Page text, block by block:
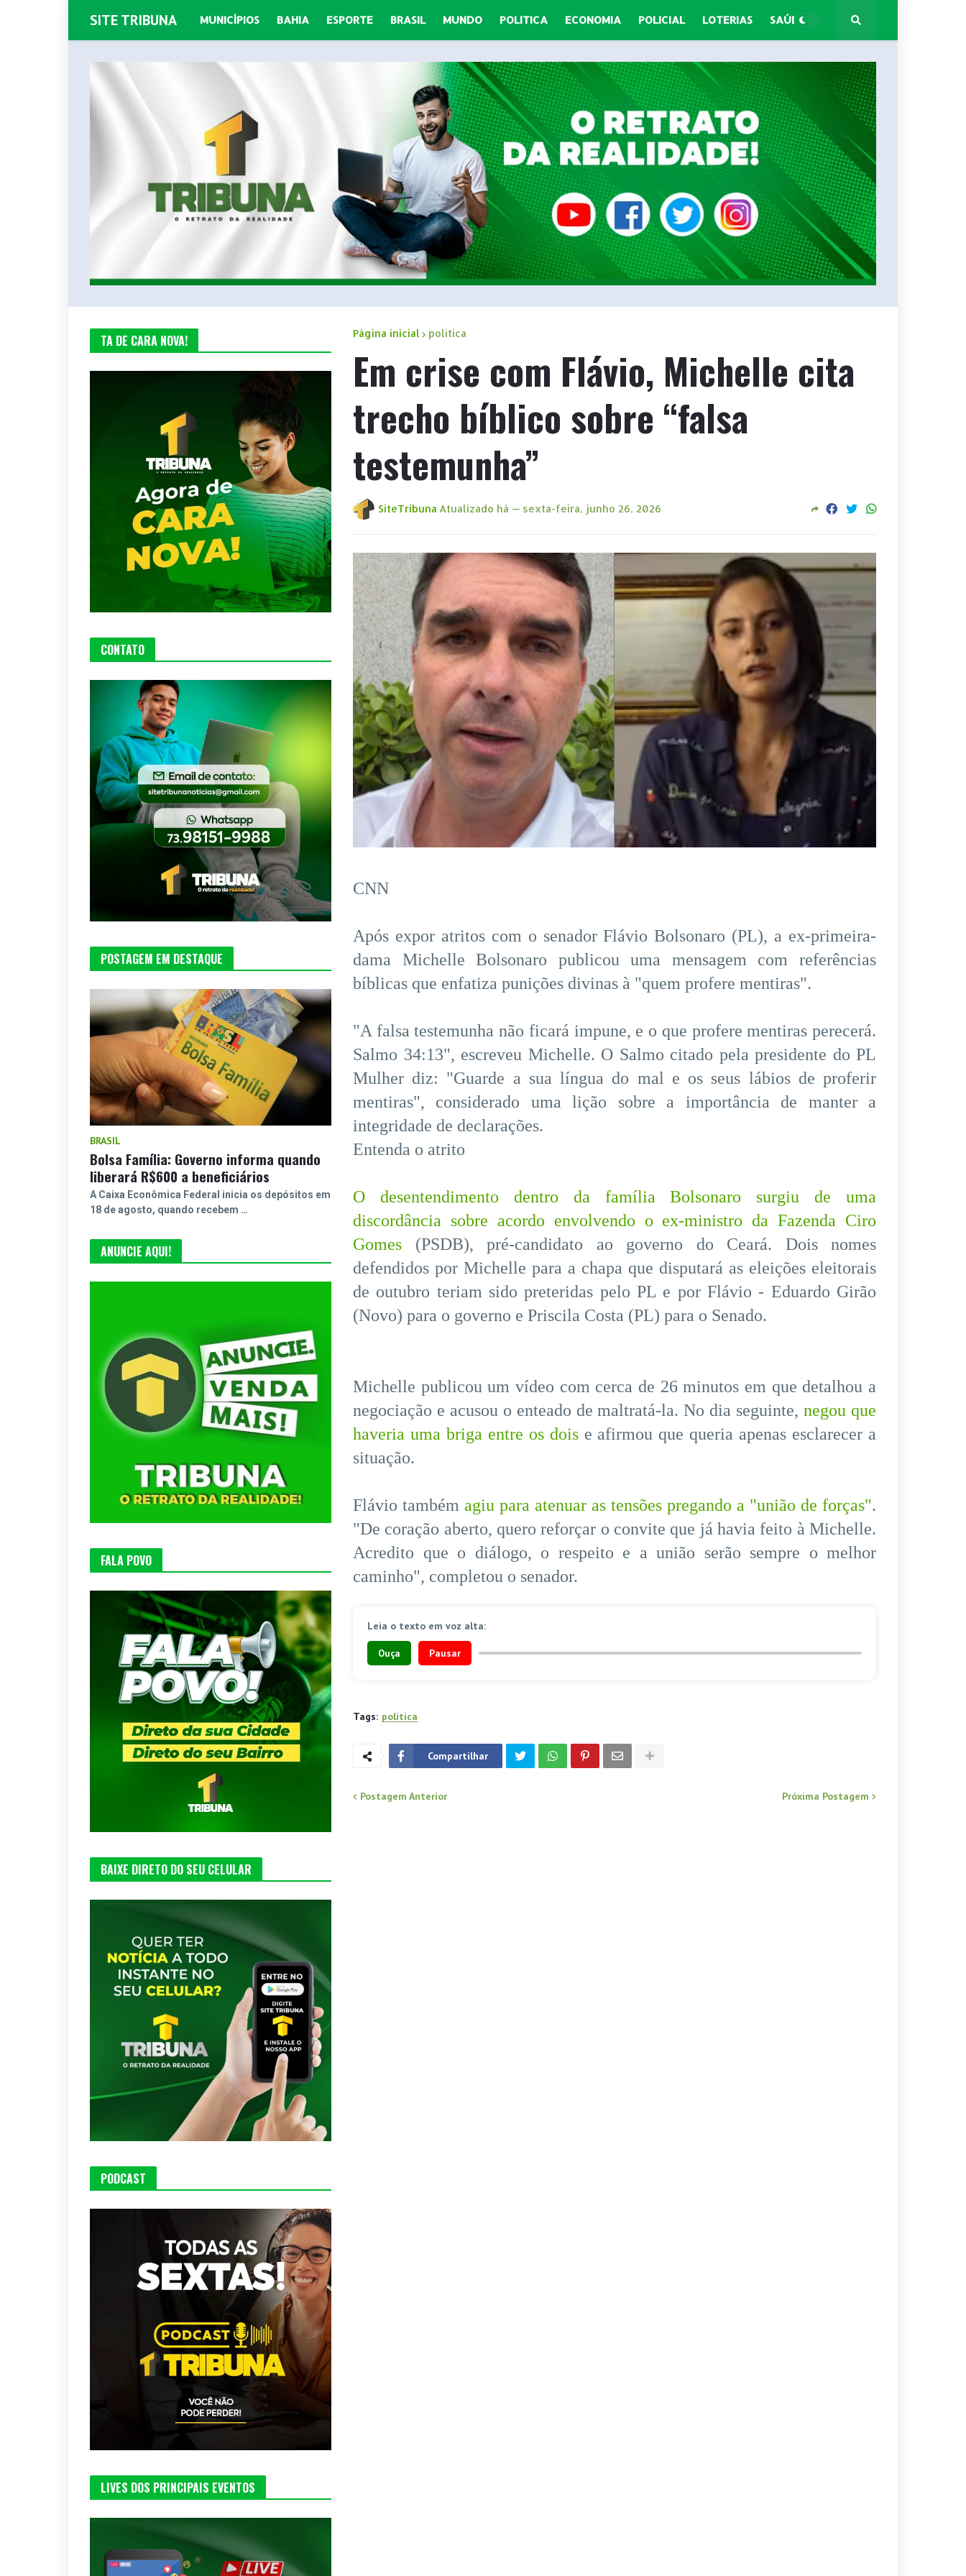
SITE TRIBUNA MUNICÍPIOS BAHIA ESPORTE BRASIL MUNDO POLITICA ECONOMIA POLICIAL LOTERIAS SAÚDE
Página inicial politica
Em crise com Flávio, Michelle cita
trecho bíblico sobre “falsa
testemunha”
SiteTribuna Atualizado há — sexta-feira, junho 26, 2026
CNN
Após expor atritos com o senador Flávio Bolsonaro (PL), a ex-primeira-
dama Michelle Bolsonaro publicou uma mensagem com referências
bíblicas que enfatiza punições divinas à "quem profere mentiras".
"A falsa testemunha não ficará impune, e o que profere mentiras perecerá.
Salmo 34:13", escreveu Michelle. O Salmo citado pela presidente do PL
Mulher diz: "Guarde a sua língua do mal e os seus lábios de proferir
mentiras", considerado uma lição sobre a importância de manter a
integridade de declarações.
Entenda o atrito
O desentendimento dentro da família Bolsonaro surgiu de uma
discordância sobre acordo envolvendo o ex-ministro da Fazenda Ciro
Gomes (PSDB), pré-candidato ao governo do Ceará. Dois nomes
defendidos por Michelle para a chapa que disputará as eleições eleitorais
de outubro teriam sido preteridas pelo PL e por Flávio - Eduardo Girão
(Novo) para o governo e Priscila Costa (PL) para o Senado.
Michelle publicou um vídeo com cerca de 26 minutos em que detalhou a
negociação e acusou o enteado de maltratá-la. No dia seguinte,negou que
haveria uma briga entre os doise afirmou que queria apenas esclarecer a
situação.
Flávio também agiu para atenuar as tensões pregando a "união de forças".
"De coração aberto, quero reforçar o convite que já havia feito à Michelle.
Acredito que o diálogo, o respeito e a união serão sempre o melhor
caminho", completou o senador.
Leia o texto em voz alta:
Ouça Pausar
Tags: politica
Compartilhar
Postagem Anterior Próxima Postagem
TA DE CARA NOVA!
CONTATO
POSTAGEM EM DESTAQUE
BRASIL
Bolsa Família: Governo informa quando
liberará R$600 a beneficiários
A Caixa Econômica Federal inicia os depósitos em
18 de agosto, quando recebem …
ANUNCIE AQUI!
FALA POVO
BAIXE DIRETO DO SEU CELULAR
PODCAST
LIVES DOS PRINCIPAIS EVENTOS